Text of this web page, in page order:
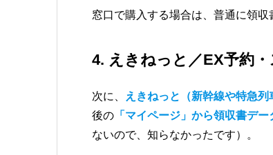
窓口で購入する場合は、普通に領収
4. えきねっと／EX予約
次に、 えきねっと（新幹線や特急列
後の 「マイページ」から領収書デ
ないので、知らなかったです）。